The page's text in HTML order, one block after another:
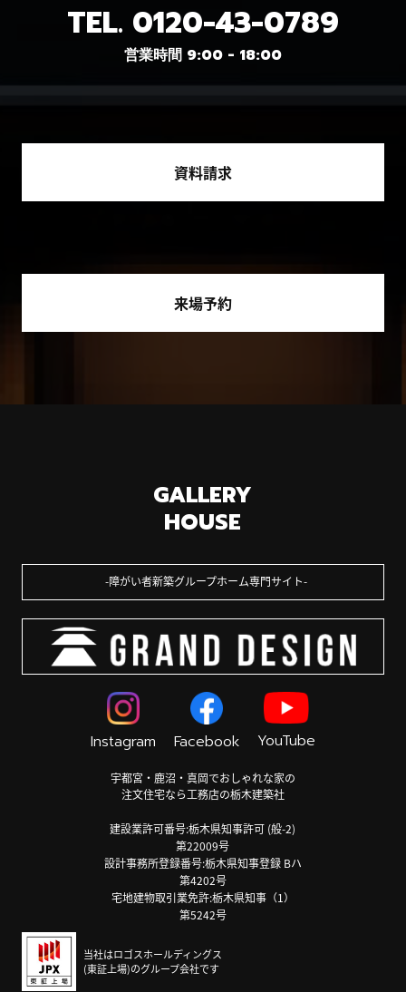
TEL. 0120-43-0789
営業時間 9:00 - 18:00
資料請求
来場予約
GALLERY
HOUSE
障がい者新築グループホーム専門サイト
Instagram Facebook YouTube
宇都宮・鹿沼・真岡でおしゃれな家の
注文住宅なら工務店の栃木建築社
建設業許可番号:栃木県知事許可 (般-2)
第22009号
設計事務所登録番号:栃木県知事登録 Bハ
第4202号
宅地建物取引業免許:栃木県知事（1）
第5242号
当社はロゴスホールディングス
(東証上場)のグループ会社です